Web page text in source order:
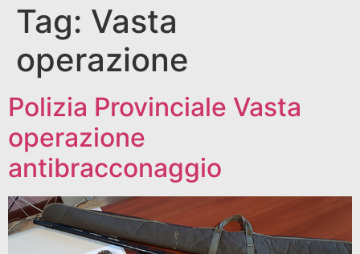
Tag: Vasta
operazione
Polizia Provinciale Vasta
operazione
antibracconaggio